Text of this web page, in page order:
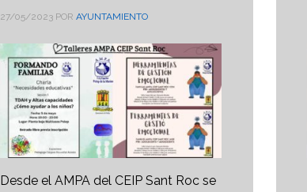
27/05/2023 PORAYUNTAMIENTO
Desde el AMPA del CEIP Sant Roc se